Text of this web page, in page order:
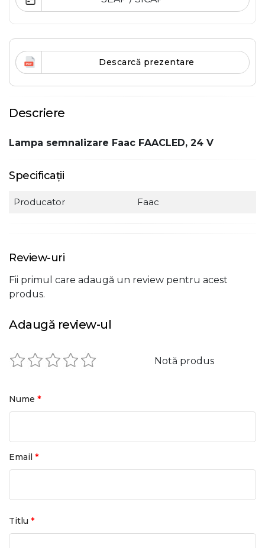
Descarcă prezentare
Descriere
Lampa semnalizare Faac FAACLED, 24 V
Specificații
Producator Faac
Review-uri
Fii primul care adaugă un review pentru acest
produs.
Adaugă review-ul
Notă produs
Nume *
Email *
Titlu *